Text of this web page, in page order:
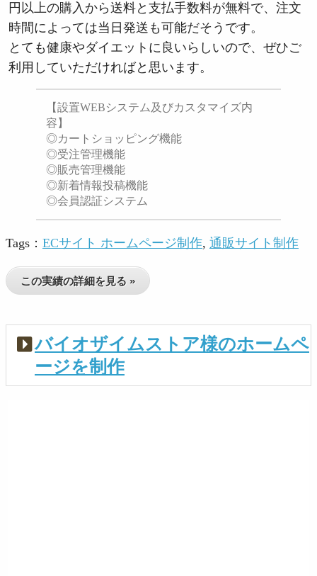
円以上の購入から送料と支払手数料が無料で、注文
時間によっては当日発送も可能だそうです。
とても健康やダイエットに良いらしいので、ぜひご
利用していただければと思います。
【設置WEBシステム及びカスタマイズ内
容】
◎カートショッピング機能
◎受注管理機能
◎販売管理機能
◎新着情報投稿機能
◎会員認証システム
Tags： ECサイト ホームページ制作, 通販サイト制作
この実績の詳細を見る »
バイオザイムストア様のホームペ
ージを制作